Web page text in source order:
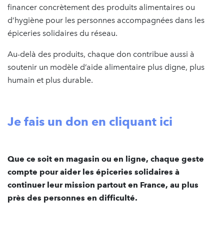
financer concrètement des produits alimentaires ou
d’hygiène pour les personnes accompagnées dans les
épiceries solidaires du réseau.
Au-delà des produits, chaque don contribue aussi à
soutenir un modèle d’aide alimentaire plus digne, plus
humain et plus durable.
Je fais un don en cliquant ici
Que ce soit en magasin ou en ligne, chaque geste
compte pour aider les épiceries solidaires à
continuer leur mission partout en France, au plus
près des personnes en difficulté.